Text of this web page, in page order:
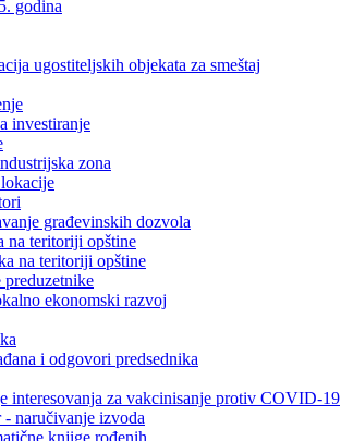
godina
ugostiteljskih objekata za smeštaj
investiranje
zona
građevinskih dozvola
na teritoriji opštine
na teritoriji opštine
preduzetnike
ekonomski razvoj
i odgovori predsednika
interesovanja za vakcinisanje protiv COVID-19
naručivanje izvoda
knjige rođenih